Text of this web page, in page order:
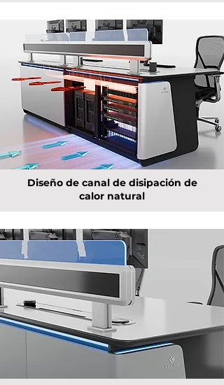
Diseño de canal de disipación de
calor natural